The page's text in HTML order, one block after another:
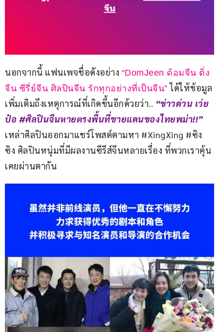
นอกจากนี้ แฟนเพจชื่อดังอย่าง “DomJeen ด้อมจีน ติ่ง
จีน ซีรี่ย์จีน ศิลปินจีน รักทุกอย่างที่เป็นจีน” ได้ให้ข้อมูล
เพิ่มเติมถึงเหตุการณ์ที่เกิดขึ้นอีกด้วยว่า.. “ข่าวด่วน เว่ย
ป๋อ #ศิลปินจีนหายตรงพื้นที่ชายแดนของไทยพม่า!!”
เหล่าศิลปินออกมาแชร์โพสต์ตามหา #XingXing #ซิง
ซิง ศิลปินหนุ่มที่มีผลงานซีรีส์จีนหลายเรื่อง ที่พวกเราคุ้น
เคยผ่านตากัน